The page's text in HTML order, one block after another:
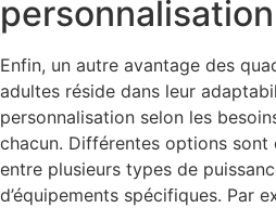
personnalisation
Enfin, un autre avantage des
adultes réside dans leur
personnalisation selon les
chacun. Différentes options
entre plusieurs types de
d’équipements spécifiques. Par